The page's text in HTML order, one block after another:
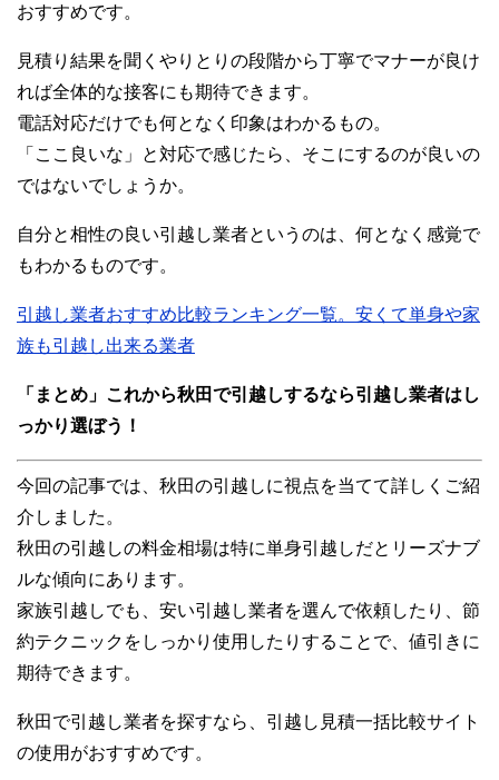
おすすめです。
見積り結果を聞くやりとりの段階から丁寧でマナーが良け
れば全体的な接客にも期待できます。
電話対応だけでも何となく印象はわかるもの。
「ここ良いな」と対応で感じたら、そこにするのが良いの
ではないでしょうか。
自分と相性の良い引越し業者というのは、何となく感覚で
もわかるものです。
引越し業者おすすめ比較ランキング一覧。安くて単身や家
族も引越し出来る業者
「まとめ」これから秋田で引越しするなら引越し業者はし
っかり選ぼう！
今回の記事では、秋田の引越しに視点を当てて詳しくご紹
介しました。
秋田の引越しの料金相場は特に単身引越しだとリーズナブ
ルな傾向にあります。
家族引越しでも、安い引越し業者を選んで依頼したり、節
約テクニックをしっかり使用したりすることで、値引きに
期待できます。
秋田で引越し業者を探すなら、引越し見積一括比較サイト
の使用がおすすめです。